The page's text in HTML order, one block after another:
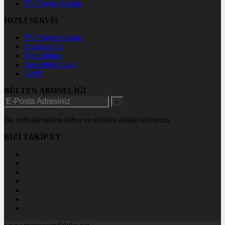
TV Yayın Akışları
HIZLI SERVİS
TV Yayın Akışları
Yazarlar Site
Tenis İddaa
Basketbol Canlı
AMP
BÜLTEN ABONELİĞİ
+
Bu web sitesinden haber ve ebülten almak istiyorum
BİZİ TAKİP ET